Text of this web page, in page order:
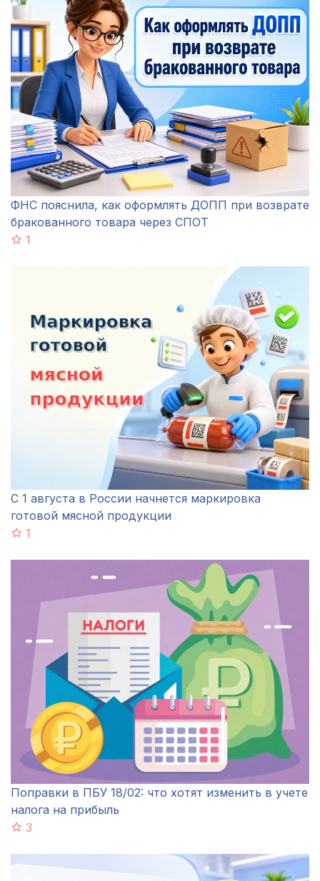
ФНС пояснила, как оформлять ДОПП при возврате
бракованного товара через СПОТ
1
С 1 августа в России начнется маркировка
готовой мясной продукции
1
Поправки в ПБУ 18/02: что хотят изменить в учете
налога на прибыль
3